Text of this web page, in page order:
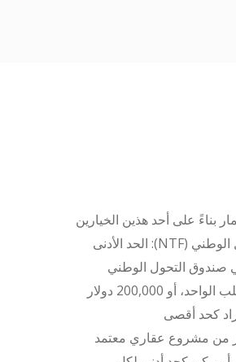
بناءً على أحد هذين الخيارين
خيار المساهمة في صندوق التحول الوطني (NTF): الحد الأدنى
صندوق التحول الوطني
150,000 دولار أمريكي لمقدم الطلب الواحد، أو 200,000 دولار
كحد أقصى
من مشروع عقاري معتمد